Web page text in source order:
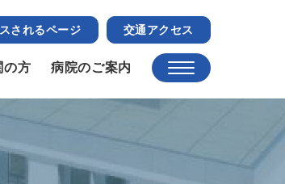
されるページ 交通アクセス
の方 病院のご案内